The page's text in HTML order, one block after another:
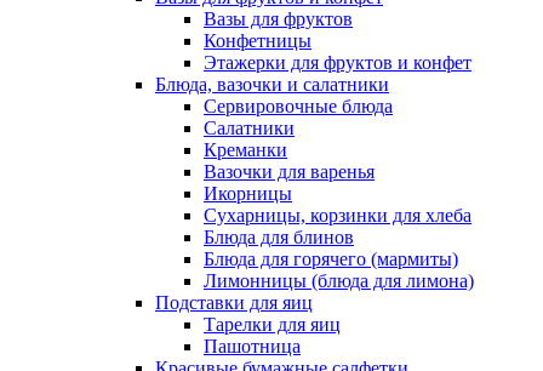
Вазы для фруктов
Конфетницы
Этажерки для фруктов и конфет
Блюда, вазочки и салатники
Сервировочные блюда
Салатники
Креманки
Вазочки для варенья
Икорницы
Сухарницы, корзинки для хлеба
Блюда для блинов
Блюда для горячего (мармиты)
Лимонницы (блюда для лимона)
Подставки для яиц
Тарелки для яиц
Пашотница